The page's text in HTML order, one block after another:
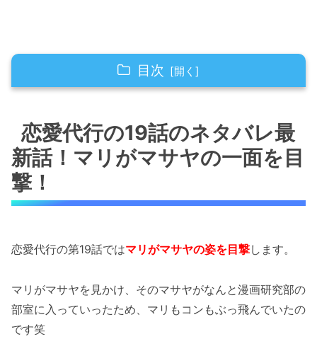
目次
ヤの一面を目撃！
恋愛代行の19話のネタバレ最新話！ノブ子が盛
大に勘違い！
恋愛代行の19話のネタバレ最新話！ノブ子はマ
恋愛代行の19話のネタバレ最新話！ついにマリ
恋愛代行の19話のネタバレ最新話！陽キャはド
恋愛代行の19話のネタバレ最
新話！マリがマサヤの一面を目
撃！
恋愛代行の第19話ではマリがマサヤの姿を目撃します。
マリがマサヤを見かけ、そのマサヤがなんと漫画研究部の
部室に入っていったため、マリもコンもぶっ飛んでいたの
です笑